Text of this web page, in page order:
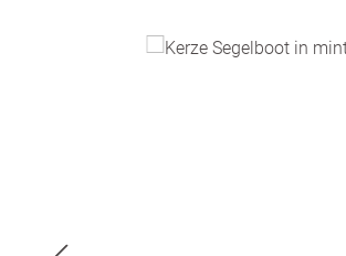
Bildergalerie überspringen